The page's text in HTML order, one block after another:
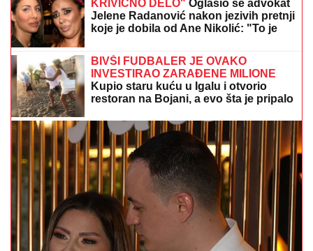
MINA VRBAŠKI POKAZALA VERENIČKI PRSTEN
Progovorila o svadbi sa Viktorom i Eliti 10: "Tražimo
stan, njegovi su me prihvatili" (Video)
NAŠA PEVAČICA SE SRELA SA
MILANOM STANKOVIĆEMOtkrila
detalje o pevaču koje javnost ne zna,
pomenula i njegov POVRATAK o kom
svi pričaju (VIDEO)
"ŽIVOT KOJI ČUVAM VIŠE OD SVOG"
Bojana Barović se oglasila posebnim
razlogom, emocije je savladale:
"Prošlo je 10 godina"